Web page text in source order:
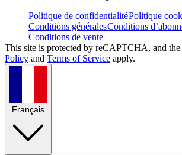
Politique de confidentialitéPolitique
Conditions généralesConditions
Conditions de vente
This site is protected by reCAPTCHA, and
Policy and Terms of Service apply.
Français